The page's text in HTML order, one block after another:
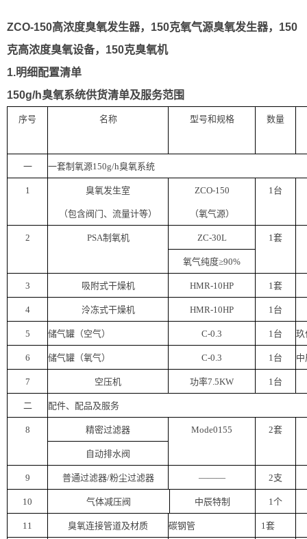
ZCO-150高浓度臭氧发生器，150克氧气源臭氧发生器，150
克高浓度臭氧设备，150克臭氧机
1.明细配置清单
150g/h臭氧系统供货清单及服务范围
序号 名称 型号和规格 数量
一 一套制氧源150g/h臭氧系统
1 臭氧发生室
（包含阀门、流量计等）
ZCO-150
（氧气源）
1台
2 PSA制氧机 ZC-30L 1套
氧气纯度≥90%
3 吸附式干燥机 HMR-10HP 1套
4 泠冻式干燥机 HMR-10HP 1台
5 储气罐（空气） C-0.3 1台 玖
6 储气罐（氧气） C-0.3 1台 中
7 空压机 功率7.5KW 1台
二 配件、配品及服务
8 精密过滤器 Mode0155 2套
自动排水阀
9 普通过滤器/粉尘过滤器 ——— 2支
10 气体减压阀 中辰特制 1个
11 臭氧连接管道及材质 碳钢管 1套